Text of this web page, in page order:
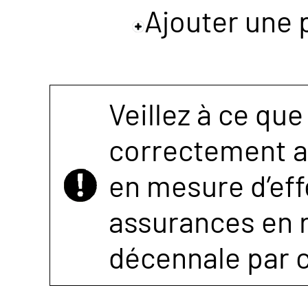
Ajouter une
Veillez à ce
correctement
en mesure
assurances
décennale par